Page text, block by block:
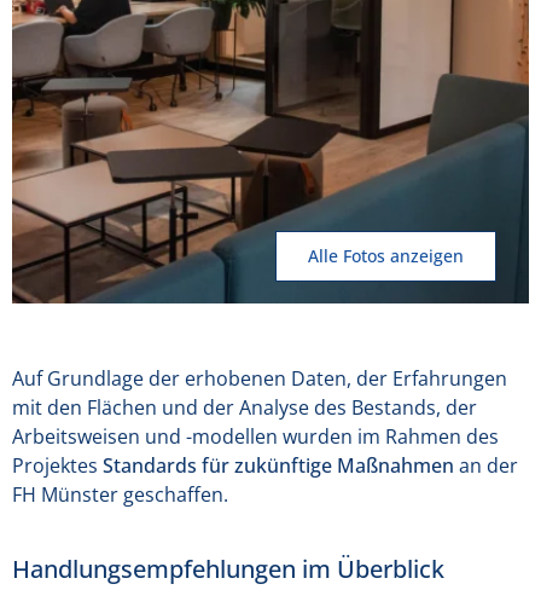
Alle Fotos anzeigen
Auf Grundlage der erhobenen Daten, der Erfahrungen
mit den Flächen und der Analyse des Bestands, der
Arbeitsweisen und -modellen wurden im Rahmen des
Projektes Standards für zukünftige Maßnahmen an der
FH Münster geschaffen.
Handlungsempfehlungen im Überblick